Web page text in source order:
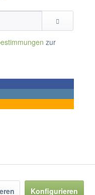
zur
Konfigurieren